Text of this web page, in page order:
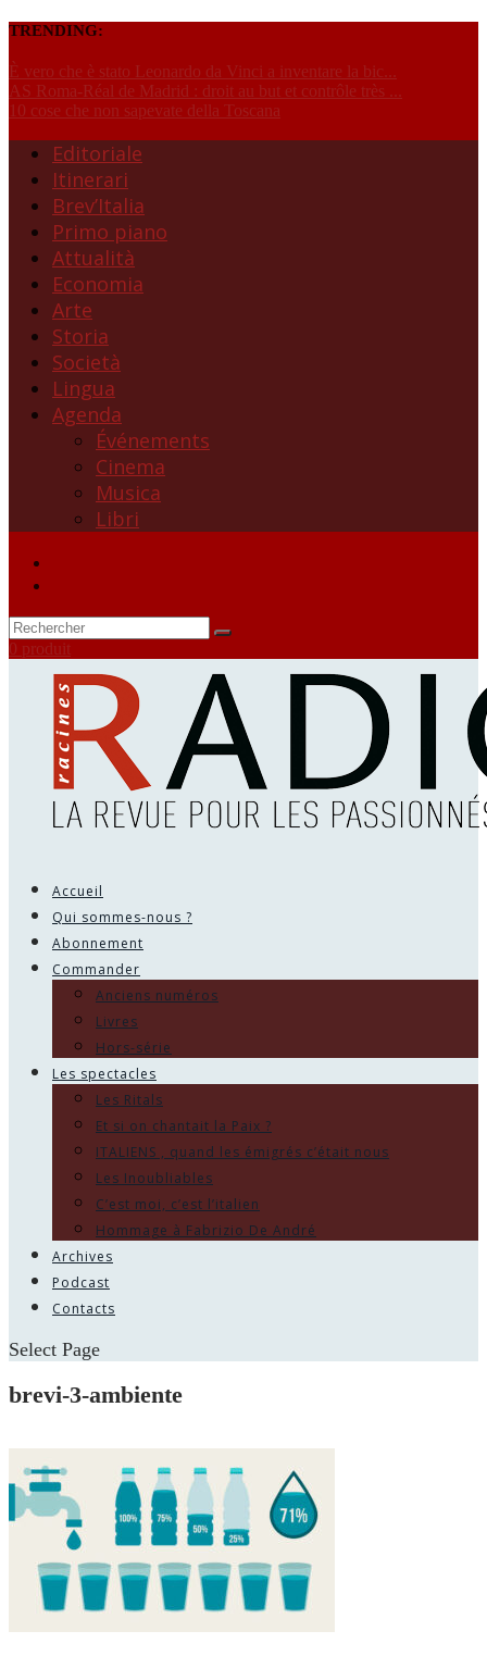
TRENDING:
È vero che è stato Leonardo da Vinci a inventare la bic...
AS Roma-Réal de Madrid : droit au but et contrôle très ...
10 cose che non sapevate della Toscana
Editoriale
Itinerari
Brev’Italia
Primo piano
Attualità
Economia
Arte
Storia
Società
Lingua
Agenda
Événements
Cinema
Musica
Libri
0 produit
Accueil
Qui sommes-nous ?
Abonnement
Commander
Anciens numéros
Livres
Hors-série
Les spectacles
Les Ritals
Et si on chantait la Paix ?
ITALIENS , quand les émigrés c’était nous
Les Inoubliables
C’est moi, c’est l’italien
Hommage à Fabrizio De André
Archives
Podcast
Contacts
Select Page
brevi-3-ambiente